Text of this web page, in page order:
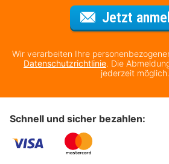
Jetzt
Wir verarbeiten Ihre
Datenschutzrichtlinie. Die
jederzeit möglich.
Schnell und sicher bezahlen: